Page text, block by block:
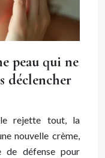
peau qui ne
déclencher
rejette tout, la
nouvelle crème,
de défense pour